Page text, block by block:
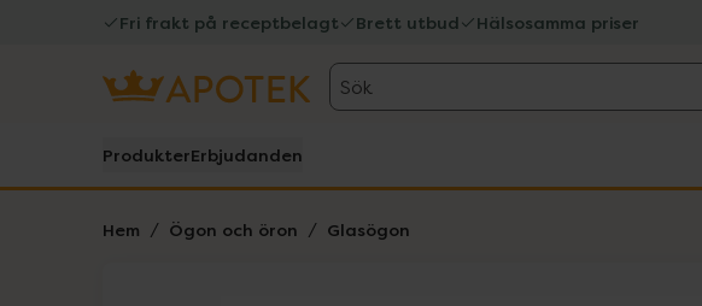
Fri frakt på receptbelagt Brett utbud Hälsosamma priser
Sök
ProdukterErbjudanden
Hem Ögon och öron Glasögon